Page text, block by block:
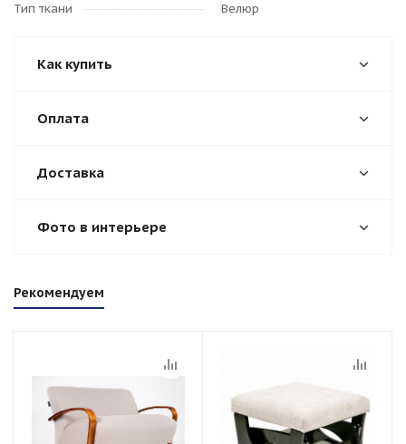
Тип ткани
Велюр
Как купить
Оплата
Доставка
Фото в интерьере
Рекомендуем